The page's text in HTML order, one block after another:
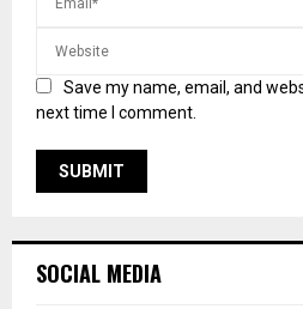
Save my name, email, and
next time I comment.
SOCIAL MEDIA